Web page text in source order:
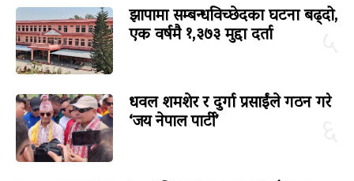
झापामा सम्बन्धविच्छेदका घटना बढ्दो,
एक वर्षमै १,३७३ मुद्दा दर्ता
धवल शमशेर र दुर्गा प्रसाईंले गठन गरे
‘जय नेपाल पार्टी’